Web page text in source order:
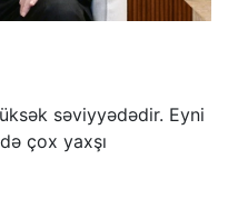
səviyyədədir. Eyni
çox yaxşı